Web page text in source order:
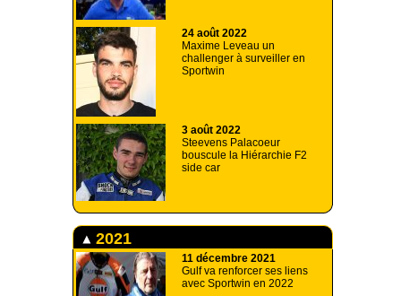
24 août 2022
Maxime Leveau un
challenger à surveiller en
Sportwin
3 août 2022
Steevens Palacoeur
bouscule la Hiérarchie F2
side car
2021
11 décembre 2021
Gulf va renforcer ses liens
avec Sportwin en 2022